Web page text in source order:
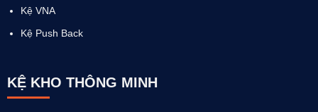
Kệ VNA
Kệ Push Back
KỆ KHO THÔNG MINH